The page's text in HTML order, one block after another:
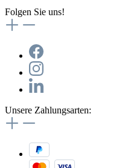
Folgen Sie uns!
Unsere Zahlungsarten: